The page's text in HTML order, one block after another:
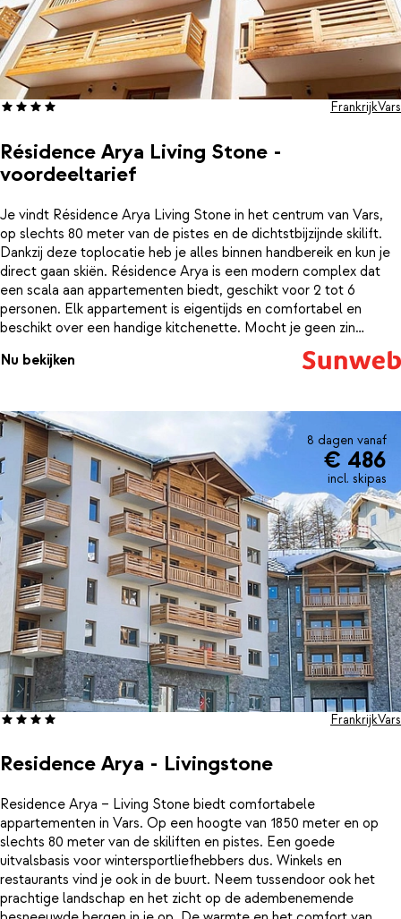
Résidence Arya Living Stone -
voordeeltarief
FrankrijkVars
Je vindt Résidence Arya Living Stone in het centrum van Vars,
op slechts 80 meter van de pistes en de dichtstbijzijnde skilift.
Dankzij deze toplocatie heb je alles binnen handbereik en kun je
direct gaan skiën. Résidence Arya is een modern complex dat
een scala aan appartementen biedt, geschikt voor 2 tot 6
personen. Elk appartement is eigentijds en comfortabel en
beschikt over een handige kitchenette. Mocht je geen zin
hebben om te koken, dan zijn er genoeg uitstekende restaurants
in de buurt. Na een dag vol actie kun je ontspannen op je eigen
Nu bekijken
8 dagen vanaf
€ 486
incl. skipas
Residence Arya - Livingstone
FrankrijkVars
Residence Arya – Living Stone biedt comfortabele
appartementen in Vars. Op een hoogte van 1850 meter en op
slechts 80 meter van de skiliften en pistes. Een goede
uitvalsbasis voor wintersportliefhebbers dus. Winkels en
restaurants vind je ook in de buurt. Neem tussendoor ook het
prachtige landschap en het zicht op de adembenemende